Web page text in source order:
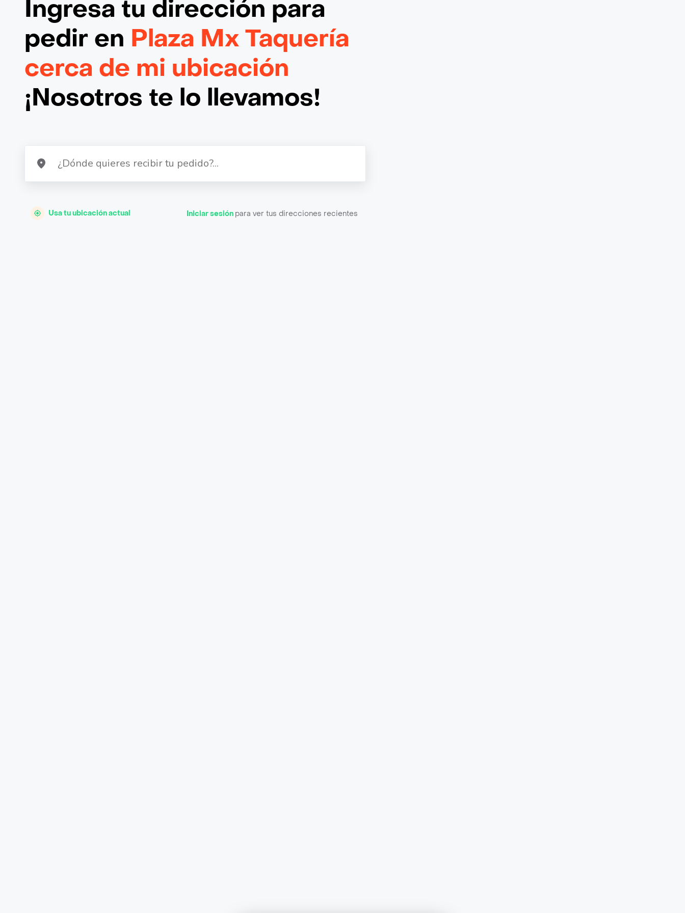
Ingresa tu dirección para
pedir en Plaza Mx Taquería
cerca de mi ubicación
¡Nosotros te lo llevamos!
Usa tu ubicación actual Iniciar sesión para ver tus direcciones recientes